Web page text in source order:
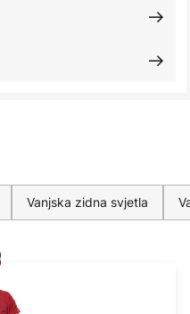
Vanjska zidna svjetla